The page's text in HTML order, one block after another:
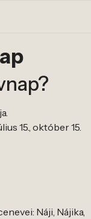
15., október 15.
Náji, Nájika,